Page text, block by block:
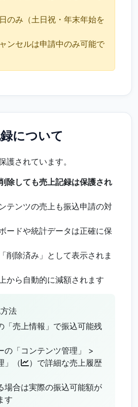
のみ（土日祝・年末年始を
ンセルは申請中のみ可能で
について
護されています。
除しても売上記録は保護され
テンツの売上も振込申請の対
ードや統計データは正確に保
削除済み」として表示されま
から自動的に減額されます
法
「売上情報」で振込可能残
の「コンテンツ管理」 >
」（
）で詳細な売上履歴
場合は実際の振込可能額が
す